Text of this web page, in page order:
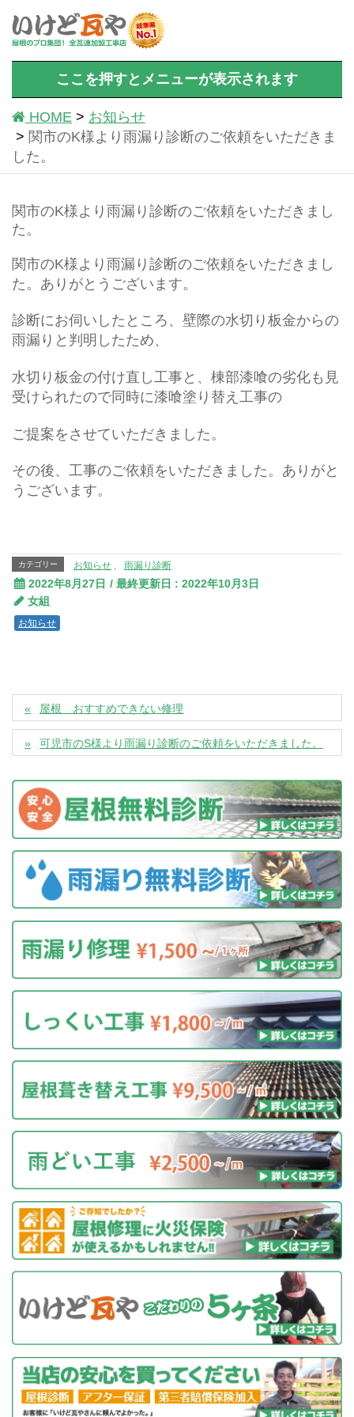
ここを押すとメニューが表示されます
HOME
お知らせ
関市のK様より雨漏り診断のご依頼をいただきま
した。
関市のK様より雨漏り診断のご依頼をいただきまし
た。
関市のK様より雨漏り診断のご依頼をいただきまし
た。ありがとうございます。
診断にお伺いしたところ、壁際の水切り板金からの
雨漏りと判明したため、
水切り板金の付け直し工事と、棟部漆喰の劣化も見
受けられたので同時に漆喰塗り替え工事の
ご提案をさせていただきました。
その後、工事のご依頼をいただきました。ありがと
うございます。
カテゴリー お知らせ 、 雨漏り診断
2022年8月27日 / 最終更新日 : 2022年10月3日
女組
お知らせ
屋根 おすすめできない修理
可児市のS様より雨漏り診断のご依頼をいただきました。